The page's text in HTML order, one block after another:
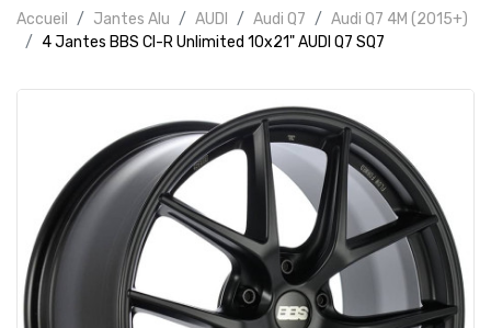
Accueil Jantes Alu AUDI Audi Q7
Audi Q7 4M (2015+)
4 Jantes BBS CI-R Unlimited 10x21" AUDI Q7 SQ7